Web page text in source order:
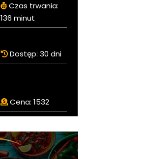
Czas trwania:
136 minut
Dostęp: 30 dni
Cena: 1532